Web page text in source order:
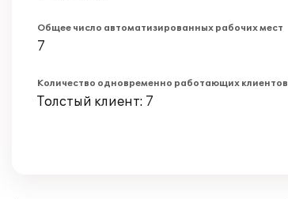
Общее число автоматизированных рабочих мест
7
Количество одновременно работающих клиентов
Толстый клиент: 7